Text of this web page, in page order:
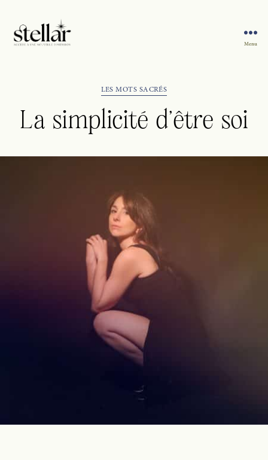
Menu
Catégories
LES MOTS SACRÉS
La simplicité d’être soi